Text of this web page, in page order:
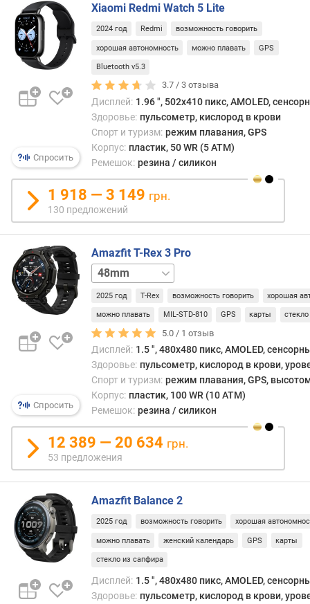
в
р
е
м
я
р
а
ы
(
к
н
ы
й
р
е
ж
и
ч
)
в
я
р
а
б
о
т
ы
Спросить
Xiaomi Redmi Watch 5 Lite
2024 год Redmi возможность говорить
хорошая автономность можно плавать GPS
Bluetooth v5.3
3.7 /3 отзыва
Дисплей: 1.96 ", 502x410 пикс, AMOLED,
Здоровье: пульсометр, кислород в крови
Спорт и туризм: режим плавания, GPS
Корпус: пластик, 50 WR (5 ATM)
Ремешок: резина / силикон
1 918 — 3 149 грн.
130 предложений
Спросить
Amazfit T-Rex 3 Pro
44mm
2025 год T-Rex возможность говорить хорошая
можно плавать MIL-STD-810 GPS карты
5.0 / 1 отзыв
Дисплей: 1.5 ", 480x480 пикс, AMOLED,
Здоровье: пульсометр, кислород в крови,
Спорт и туризм: режим плавания, GPS,
Корпус: пластик, 100 WR (10 ATM)
Ремешок: резина / силикон
12 389 — 20 634 грн.
53 предложения
Amazfit Balance 2
2025 год возможность говорить хорошая
можно плавать женский календарь GPS карты
стекло из сапфира
Дисплей: 1.5 ", 480x480 пикс, AMOLED,
Здоровье: пульсометр, кислород в крови,